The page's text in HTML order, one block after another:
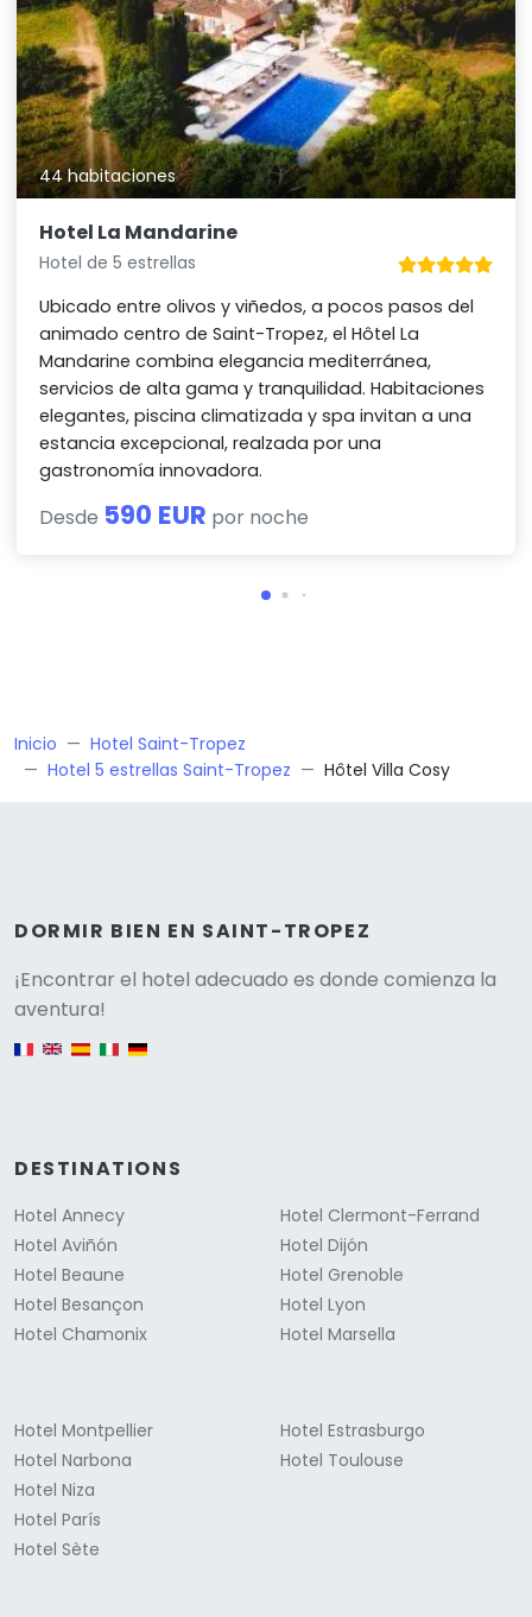
44 habitaciones
Hotel La Mandarine
Hotel de 5 estrellas
Ubicado entre olivos y viñedos, a pocos pasos del
animado centro de Saint-Tropez, el Hôtel La
Mandarine combina elegancia mediterránea,
servicios de alta gama y tranquilidad. Habitaciones
elegantes, piscina climatizada y spa invitan a una
estancia excepcional, realzada por una
gastronomía innovadora.
Desde 590 EUR por noche
Inicio
Hotel Saint-Tropez
Hotel 5 estrellas Saint-Tropez
Hôtel Villa Cosy
DORMIR BIEN EN SAINT-TROPEZ
¡Encontrar el hotel adecuado es donde comienza la
aventura!
English version
DESTINATIONS
Hotel Annecy
Hotel Aviñón
Hotel Beaune
Hotel Besançon
Hotel Chamonix
Hotel Clermont-Ferrand
Hotel Dijón
Hotel Grenoble
Hotel Lyon
Hotel Marsella
Hotel Montpellier
Hotel Narbona
Hotel Niza
Hotel París
Hotel Sète
Hotel Estrasburgo
Hotel Toulouse